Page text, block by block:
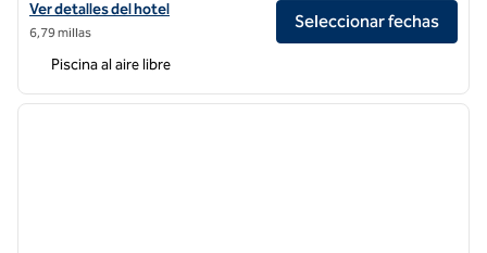
Ver detalles del hotel Hilton Santa Clara
Ver detalles del hotel
6,79 millas
Seleccionar fechas
Piscina al aire libre
1 de 12